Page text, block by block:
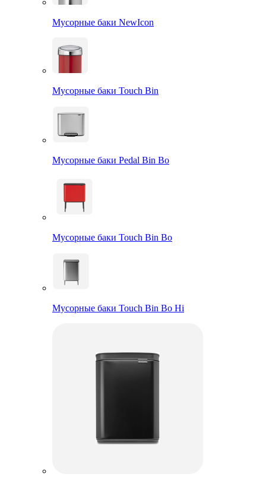
Мусорные баки NewIcon
Мусорные баки Touch Bin
Мусорные баки Pedal Bin Bo
Мусорные баки Touch Bin Bo
Мусорные баки Touch Bin Bo Hi